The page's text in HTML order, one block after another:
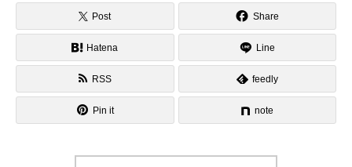
Post Share
Hatena Line
RSS feedly
Pin it note